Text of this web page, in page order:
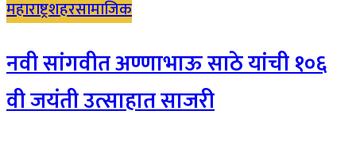
महाराष्ट्रशहरसामाजिक
नवी सांगवीत अण्णाभाऊ साठे यांची १०६
वी जयंती उत्साहात साजरी